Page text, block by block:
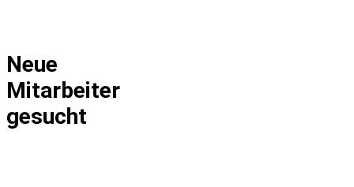
Neue
Mitarbeiter
gesucht